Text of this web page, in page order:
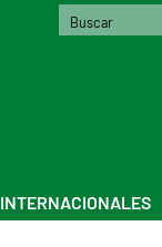
INTERNACIONALES